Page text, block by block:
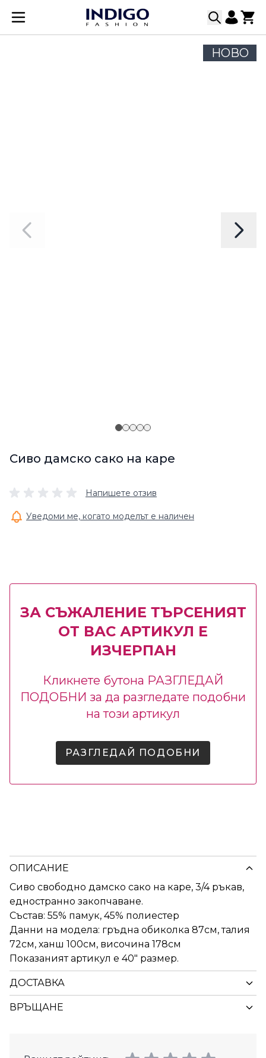
Прескачане към съдържанието
НОВО
Сиво дамско сако на каре
Напишете отзив
Уведоми ме, когато моделът е наличен
ЗА СЪЖАЛЕНИЕ ТЪРСЕНИЯТ
ОТ ВАС АРТИКУЛ Е
ИЗЧЕРПАН
Кликнете бутона РАЗГЛЕДАЙ
ПОДОБНИ за да разгледате подобни
на този артикул
РАЗГЛЕДАЙ ПОДОБНИ
ОПИСАНИЕ
Сиво свободно дамско сако на каре, 3/4 ръкав,
едностранно закопчаване.
Състав: 55% памук, 45% полиестер
Данни на модела: гръдна обиколка 87см, талия
72см, ханш 100см, височина 178см
Показаният артикул е 40" размер.
ДОСТАВКА
ВРЪЩАНЕ